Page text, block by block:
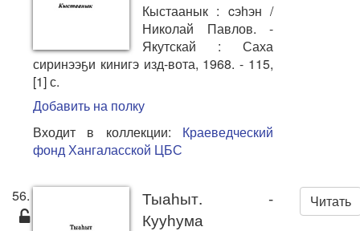
Кыстаанык : cэһэн /
Николай Павлов. -
Якутскай : Саха
сиринээҕи кинигэ изд-вота, 1968. - 115,
[1] с.
Добавить на полку
Входит в коллекции: Краеведческий
фонд Хангаласской ЦБС
56. Читать
Тыаһыт. -
Кууһума